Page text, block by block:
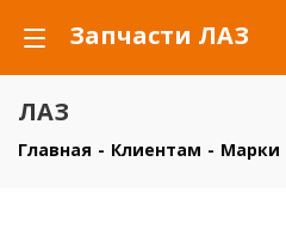
Запчасти ЛАЗ
ЛАЗ
Главная - Клиентам - Марки